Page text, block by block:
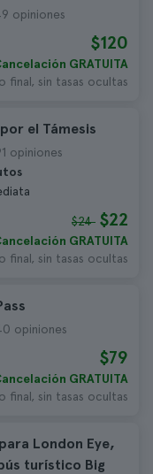
opiniones
$120
GRATUITA
final, sin tasas ocultas
el Támesis
opiniones
$24 $22
GRATUITA
final, sin tasas ocultas
opiniones
$79
GRATUITA
final, sin tasas ocultas
London Eye,
turístico Big